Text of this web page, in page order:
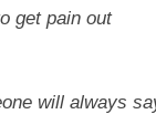
get pain out
will always